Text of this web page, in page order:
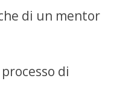
di un mentor
di